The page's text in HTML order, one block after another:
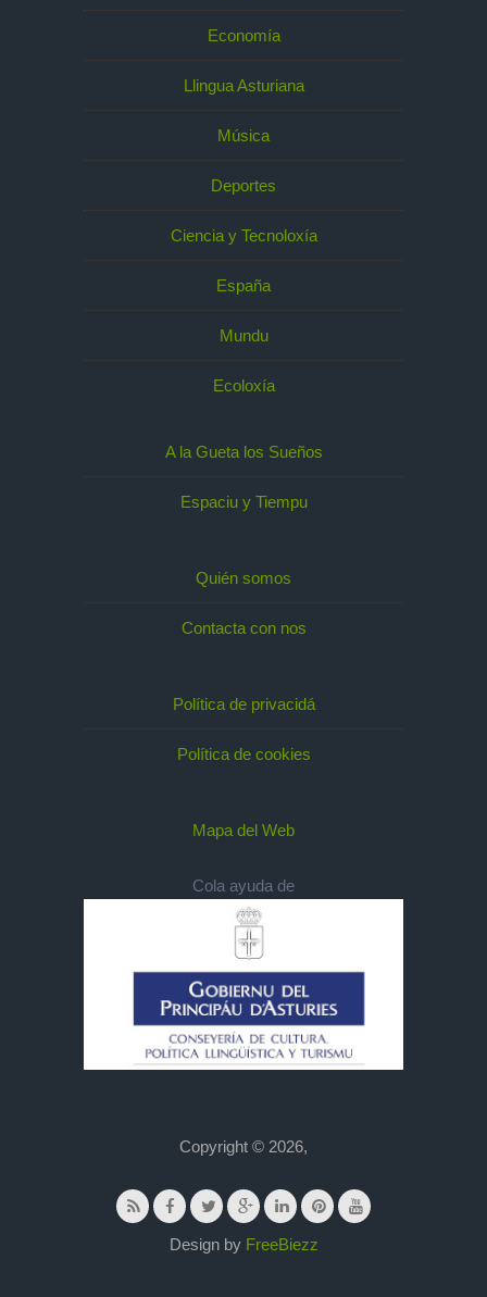
Economía
Llingua Asturiana
Música
Deportes
Ciencia y Tecnoloxía
España
Mundu
Ecoloxía
A la Gueta los Sueños
Espaciu y Tiempu
Quién somos
Contacta con nos
Política de privacidá
Política de cookies
Mapa del Web
Cola ayuda de
Copyright © 2026,
Design by FreeBiezz